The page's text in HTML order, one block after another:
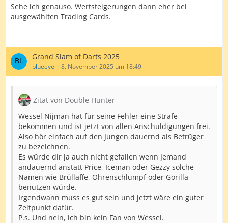
Sehe ich genauso. Wertsteigerungen dann eher bei
ausgewählten Trading Cards.
Grand Slam of Darts 2025
blueeye 8. November 2025 um 18:49
Zitat von Double Hunter
Wessel Nijman hat für seine Fehler eine Strafe
bekommen und ist jetzt von allen Anschuldigungen frei.
Also hör einfach auf den Jungen dauernd als Betrüger
zu bezeichnen.
Es würde dir ja auch nicht gefallen wenn Jemand
andauernd anstatt Price, Iceman oder Gezzy solche
Namen wie Brüllaffe, Ohrenschlumpf oder Gorilla
benutzen würde.
Irgendwann muss es gut sein und jetzt wäre ein guter
Zeitpunkt dafür.
P.s. Und nein, ich bin kein Fan von Wessel.